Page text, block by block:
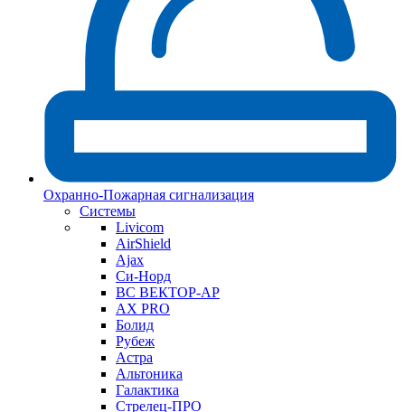
Охранно-Пожарная сигнализация
Системы
Livicom
AirShield
Ajax
Си-Норд
ВС ВЕКТОР-АР
AX PRO
Болид
Рубеж
Астра
Альтоника
Галактика
Стрелец-ПРО